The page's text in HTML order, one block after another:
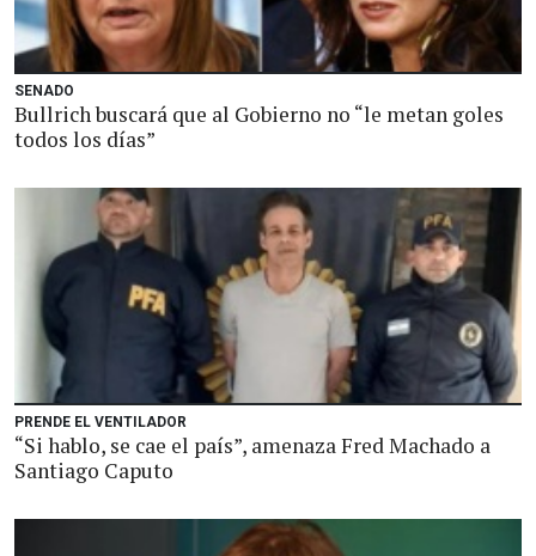
SENADO
Bullrich buscará que al Gobierno no “le metan goles
todos los días”
PRENDE EL VENTILADOR
“Si hablo, se cae el país”, amenaza Fred Machado a
Santiago Caputo